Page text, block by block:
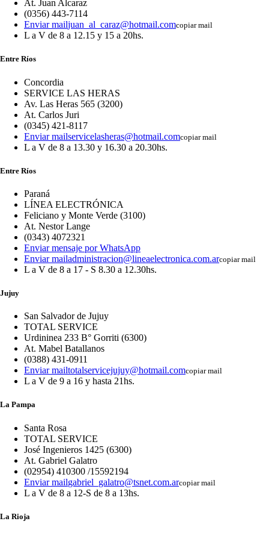
At. Juan Alcaraz
(0356) 443-7114
Enviar mailjuan_al_caraz@hotmail.comcopiar mail
L a V de 8 a 12.15 y 15 a 20hs.
Entre Ríos
Concordia
SERVICE LAS HERAS
Av. Las Heras 565 (3200)
At. Carlos Juri
(0345) 421-8117
Enviar mailservicelasheras@hotmail.comcopiar mail
L a V de 8 a 13.30 y 16.30 a 20.30hs.
Entre Ríos
Paraná
LÍNEA ELECTRÓNICA
Feliciano y Monte Verde (3100)
At. Nestor Lange
(0343) 4072321
Enviar mensaje por WhatsApp
Enviar mailadministracion@lineaelectronica.com.arcopiar mail
L a V de 8 a 17 - S 8.30 a 12.30hs.
Jujuy
San Salvador de Jujuy
TOTAL SERVICE
Urdininea 233 B° Gorriti (6300)
At. Mabel Batallanos
(0388) 431-0911
Enviar mailtotalservicejujuy@hotmail.comcopiar mail
L a V de 9 a 16 y hasta 21hs.
La Pampa
Santa Rosa
TOTAL SERVICE
José Ingenieros 1425 (6300)
At. Gabriel Galatro
(02954) 410300 /15592194
Enviar mailgabriel_galatro@tsnet.com.arcopiar mail
L a V de 8 a 12-S de 8 a 13hs.
La Rioja